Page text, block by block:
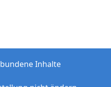
Inhalte